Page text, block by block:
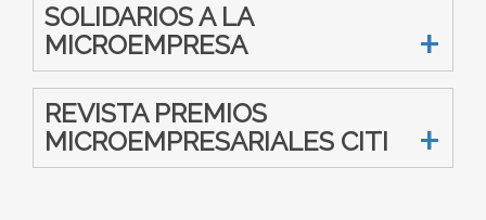
SOLIDARIOS A LA
MICROEMPRESA
Memoria Premios BCIE
SOLIDARIOS a la
REVISTA PREMIOS
MICROEMPRESARIALES CITI